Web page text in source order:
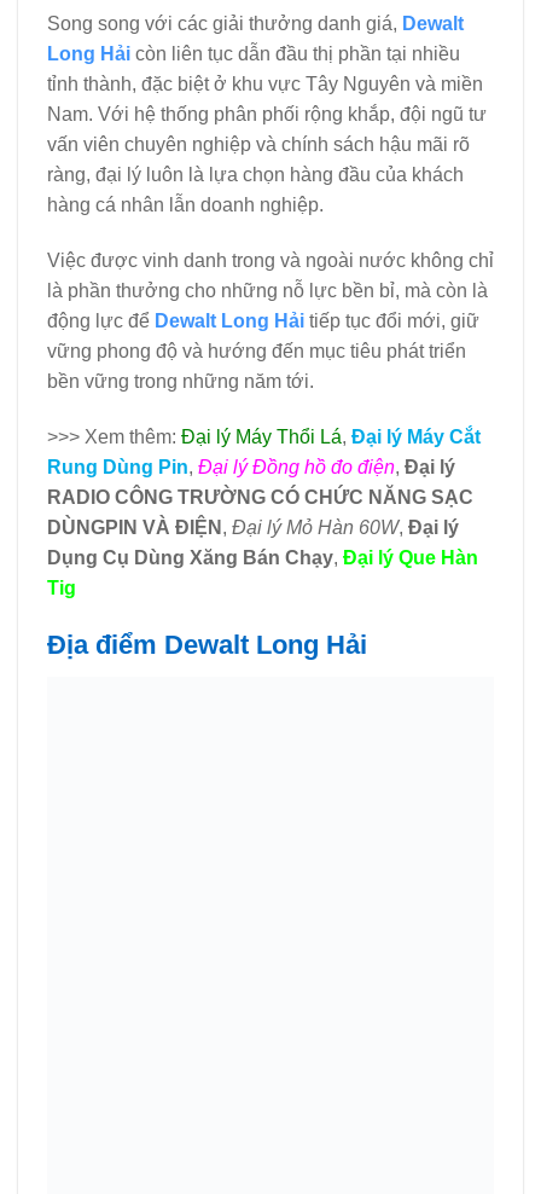
Song song với các giải thưởng danh giá, Dewalt
Long Hải còn liên tục dẫn đầu thị phần tại nhiều
tỉnh thành, đặc biệt ở khu vực Tây Nguyên và miền
Nam. Với hệ thống phân phối rộng khắp, đội ngũ tư
vấn viên chuyên nghiệp và chính sách hậu mãi rõ
ràng, đại lý luôn là lựa chọn hàng đầu của khách
hàng cá nhân lẫn doanh nghiệp.
Việc được vinh danh trong và ngoài nước không chỉ
là phần thưởng cho những nỗ lực bền bỉ, mà còn là
động lực để Dewalt Long Hải tiếp tục đổi mới, giữ
vững phong độ và hướng đến mục tiêu phát triển
bền vững trong những năm tới.
>>> Xem thêm: Đại lý Máy Thổi Lá, Đại lý Máy Cắt
Rung Dùng Pin, Đại lý Đồng hồ đo điện, Đại lý
RADIO CÔNG TRƯỜNG CÓ CHỨC NĂNG SẠC
DÙNGPIN VÀ ĐIỆN , Đại lý Mỏ Hàn 60W, Đại lý
Dụng Cụ Dùng Xăng Bán Chạy, Đại lý Que Hàn
Tig
Địa điểm Dewalt Long Hải